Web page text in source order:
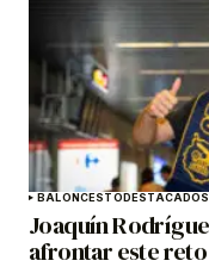
BALONCESTODESTACADOS
Joaquín
afrontar este